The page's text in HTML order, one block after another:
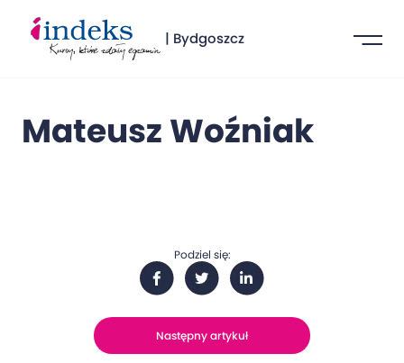
| Bydgoszcz
Mateusz Woźniak
Podziel się:
Następny artykuł